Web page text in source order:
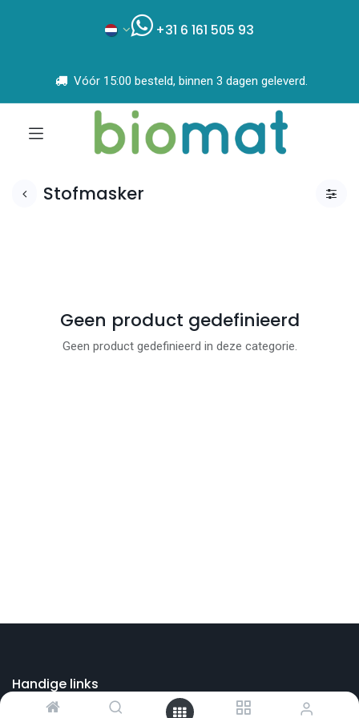
+31 6 161 505 93
Vóór 15:00 besteld, binnen 3 dagen geleverd.
Stofmasker
Geen product gedefinieerd
Geen product gedefinieerd in deze categorie.
Handige links